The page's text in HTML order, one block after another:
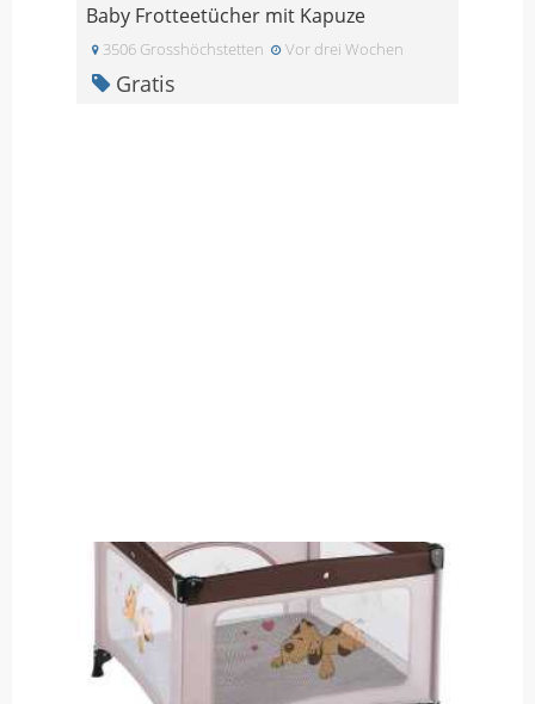
Baby Frotteetücher mit Kapuze
3506 Grosshöchstetten Vor drei Wochen
Gratis